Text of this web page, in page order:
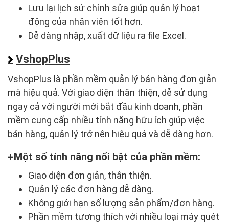
Lưu lại lịch sử chỉnh sửa giúp quản lý hoạt
động của nhân viên tốt hơn.
Dễ dàng nhập, xuất dữ liệu ra file Excel.
VshopPlus
VshopPlus là phần mềm quản lý bán hàng đơn giản
mà hiệu quả. Với giao diện thân thiện, dễ sử dụng
ngay cả với người mới bắt đầu kinh doanh, phần
mềm cung cấp nhiều tính năng hữu ích giúp việc
bán hàng, quản lý trở nên hiệu quả và dễ dàng hơn.
Một số tính năng nổi bật của phần mềm:
Giao diện đơn giản, thân thiện.
Quản lý các đơn hàng dễ dàng.
Không giới hạn số lượng sản phẩm/đơn hàng.
Phần mềm tương thích với nhiều loại máy quét